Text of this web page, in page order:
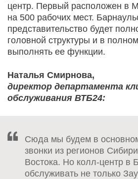
центр. Первый расположен в
на 500 рабочих мест.
представительство будет
головной структуры и в
выполнять ее функции.
Наталья Смирнова,
директор департамента
обслуживания ВТБ24:
Сюда мы будем в
звонки из регионов
Востока. Но колл-центр в
обслуживать не только